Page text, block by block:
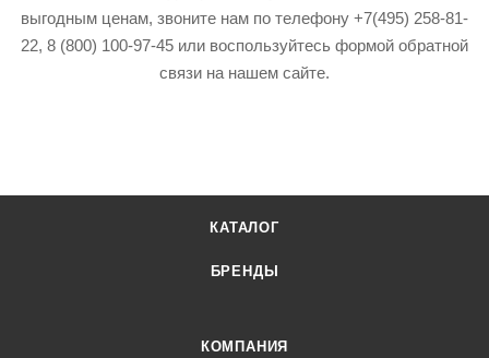
выгодным ценам, звоните нам по телефону +7(495) 258-81-
22, 8 (800) 100-97-45 или воспользуйтесь формой обратной
связи на нашем сайте.
КАТАЛОГ
БРЕНДЫ
КОМПАНИЯ